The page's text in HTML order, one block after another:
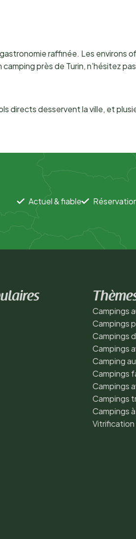
raffinée. Les environs
près de Turin, n’hésitez
directs desservent la ville, et
Actuel & fiable
Campings
Campings
Campings
Campings
Camping
Campings
Campings
Campings
Campings
Vitrification